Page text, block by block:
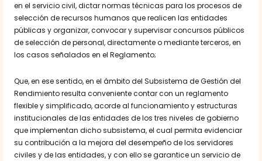
en el servicio civil, dictar normas técnicas para los procesos de
selección de recursos humanos que realicen las entidades
públicas y organizar, convocar y supervisar concursos públicos
de selección de personal, directamente o mediante terceros, en
los casos señalados en el Reglamento;
Que, en ese sentido, en el ámbito del Subsistema de Gestión del
Rendimiento resulta conveniente contar con un reglamento
flexible y simplificado, acorde al funcionamiento y estructuras
institucionales de las entidades de los tres niveles de gobierno
que implementan dicho subsistema, el cual permita evidenciar
su contribución a la mejora del desempeño de los servidores
civiles y de las entidades, y con ello se garantice un servicio de